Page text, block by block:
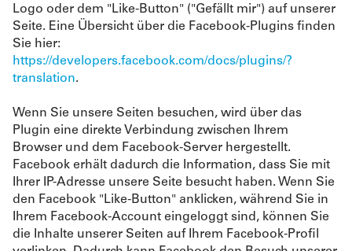
Logo oder dem "Like-Button" ("Gefällt mir") auf unserer
Seite. Eine Übersicht über die Facebook-Plugins finden
Sie hier:
https://developers.facebook.com/docs/plugins/?
translation.
Wenn Sie unsere Seiten besuchen, wird über das
Plugin eine direkte Verbindung zwischen Ihrem
Browser und dem Facebook-Server hergestellt.
Facebook erhält dadurch die Information, dass Sie mit
Ihrer IP-Adresse unsere Seite besucht haben. Wenn Sie
den Facebook "Like-Button" anklicken, während Sie in
Ihrem Facebook-Account eingeloggt sind, können Sie
die Inhalte unserer Seiten auf Ihrem Facebook-Profil